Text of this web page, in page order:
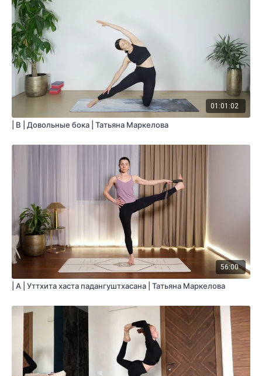
01:01:02
| B | Довольные бока | Татьяна Маркелова
56:00
| A | Уттхита хаста падангуштхасана | Татьяна Маркелова